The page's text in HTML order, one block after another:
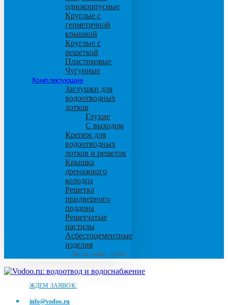
однокорпусные
Круглые с
герметичной
крышкой
Круглые с
решеткой
Пластиковые
Чугунные
Комплектующие
Заглушки для
водоотводных
лотков
Глухие
С выходом
Крепеж для
водоотводных
лотков и решеток
Крышка
дренажного
колодца
Решетка
придверного
поддона
Решетчатые
настилы
Асбестоцементные
изделия
Листы, плиты, трубы
ЖДЕМ ЗАЯВОК:
info@vodoo.ru